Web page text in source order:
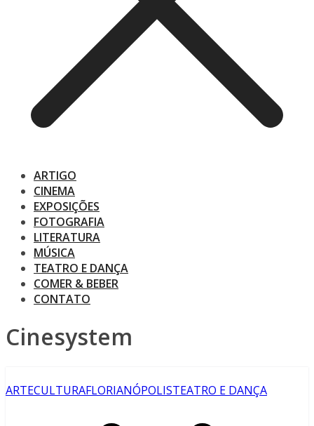
ARTIGO
CINEMA
EXPOSIÇÕES
FOTOGRAFIA
LITERATURA
MÚSICA
TEATRO E DANÇA
COMER & BEBER
CONTATO
Cinesystem
ARTECULTURAFLORIANÓPOLISTEATRO E DANÇA